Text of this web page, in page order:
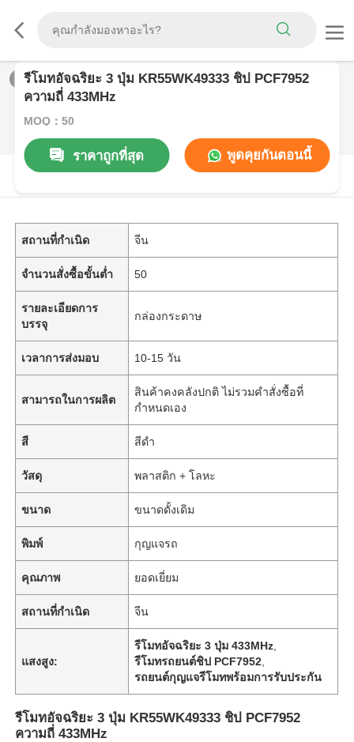
/0
รีโมทอัจฉริยะ 3 ปุ่ม KR55WK49333 ชิป PCF7952
ความถี่ 433MHz
MOQ：50
ราคาถูกที่สุด
พูดคุยกันตอนนี้
รายละเอียดสินค้า
สถานที่กำเนิด จีน
จำนวนสั่งซื้อขั้นต่ำ 50
รายละเอียดการ
บรรจุ
กล่องกระดาษ
เวลาการส่งมอบ 10-15 วัน
สามารถในการผลิต
สินค้าคงคลังปกติ ไม่รวมคำสั่งซื้อที่
กำหนดเอง
สี สีดำ
วัสดุ พลาสติก + โลหะ
ขนาด ขนาดดั้งเดิม
พิมพ์ กุญแจรถ
คุณภาพ ยอดเยี่ยม
สถานที่กำเนิด จีน
แสงสูง:
รีโมทอัจฉริยะ 3 ปุ่ม 433MHz
รีโมทรถยนต์ชิป PCF7952
รถยนต์กุญแจรีโมทพร้อมการรับประกัน
รีโมทอัจฉริยะ 3 ปุ่ม KR55WK49333 ชิป PCF7952
ความถี่ 433MHz